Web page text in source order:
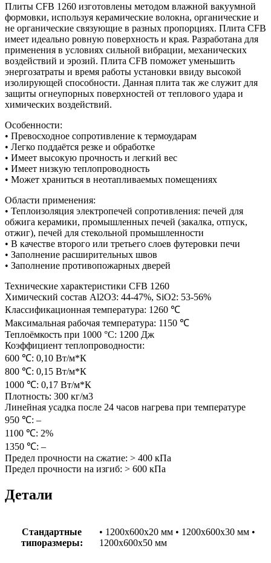
Плиты CFB 1260 изготовлены методом влажной вакуумной
формовки, используя керамические волокна, органические и
не органические связующие в разных пропорциях. Плита CFB
имеет идеально ровную поверхность и края. Разработана для
применения в условиях сильной вибрации, механических
воздействий и эрозий. Плита CFB поможет уменьшить
энергозатраты и время работы установки ввиду высокой
изолирующей способности. Данная плита так же служит для
защиты огнеупорных поверхностей от теплового удара и
химических воздействий.
Особенности:
• Превосходное сопротивление к термоударам
• Легко поддаётся резке и обработке
• Имеет высокую прочность и легкий вес
• Имеет низкую теплопроводность
• Может храниться в неотапливаемых помещениях
Области применения:
• Теплоизоляция электропечей сопротивления: печей для
обжига керамики, промышленных печей (закалка, отпуск,
отжиг), печей для стекольной промышленности
• В качестве второго или третьего слоев футеровки печи
• Заполнение расширительных швов
• Заполнение противопожарных дверей
Технические характеристики CFB 1260
Химический состав Al2O3: 44-47%, SiO2: 53-56%
Классификационная температура: 1260 ℃
Максимальная рабочая температура: 1150 ℃
Теплоёмкость при 1000 °С: 1200 Дж
Коэффициент теплопроводности:
600 ℃: 0,10 Вт/м*К
800 ℃: 0,15 Вт/м*К
1000 ℃: 0,17 Вт/м*К
Плотность: 300 кг/м3
Линейная усадка после 24 часов нагрева при температуре
950 ℃: –
1100 ℃: 2%
1350 ℃: –
Предел прочности на сжатие: > 400 кПа
Предел прочности на изгиб: > 600 кПа
Детали
Стандартные
типоразмеры:
• 1200х600х20 мм • 1200х600х30 мм •
1200х600х50 мм